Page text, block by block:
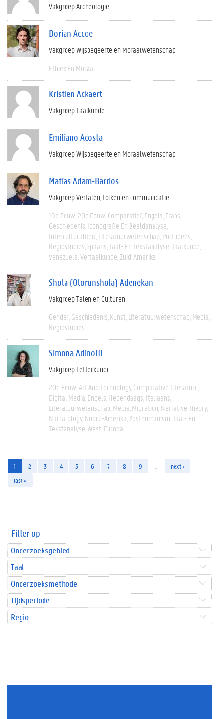
Vakgroep Archeologie
Dorian Accoe
Vakgroep Wijsbegeerte en Moraalwetenschap
Ethiek En Moraal
Kristien Ackaert
Vakgroep Taalkunde
Emiliano Acosta
Vakgroep Wijsbegeerte en Moraalwetenschap
Matías Adam-Barrios
Vakgroep Vertalen, tolken en communicatie
19e Eeuw 20e Eeuw Comparatief Engels Frans
Geschiedenis Iconografie En Beeldanalyse
Interculturaliteit Literatuurwetenschap Portugees
Regiostudies Spaans Taal- En Tekstanalyse Taalkunde
Venezuela Vertaalkunde Zuid-Amerika
Shola (Olorunshola) Adenekan
Vakgroep Talen en Culturen
Gender Geschiedenis Kunst Literatuurwetenschap Media
Regiostudies
Simona Adinolfi
Vakgroep Letterkunde
20e Eeuw Art And Technology Comparative Literature
Digital Media Engels Hedendaags Italiaans
Literatuurwetenschap Media Migration Narrative Theory
Narratology Noord-Amerika Posthumanism Taal- En
Tekstanalyse West-Europa
1 2 3 4 5 6 7 8 9
next ›
last »
Filter op
Onderzoeksgebied
Taal
Onderzoeksmethode
Tijdsperiode
Regio